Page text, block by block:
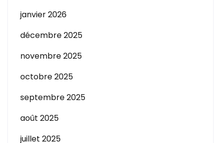
janvier 2026
décembre 2025
novembre 2025
octobre 2025
septembre 2025
août 2025
juillet 2025